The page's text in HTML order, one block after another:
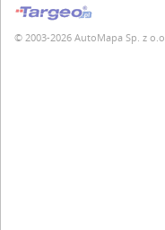
© 2003-2026 AutoMapa Sp. z o.o.